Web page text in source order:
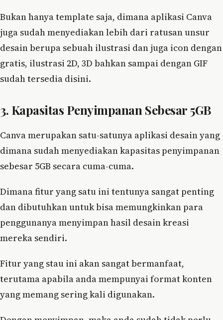
Bukan hanya template saja, dimana aplikasi Canva
juga sudah menyediakan lebih dari ratusan unsur
desain berupa sebuah ilustrasi dan juga icon dengan
gratis, ilustrasi 2D, 3D bahkan sampai dengan GIF
sudah tersedia disini.
3. Kapasitas Penyimpanan Sebesar 5GB
Canva merupakan satu-satunya aplikasi desain yang
dimana sudah menyediakan kapasitas penyimpanan
sebesar 5GB secara cuma-cuma.
Dimana fitur yang satu ini tentunya sangat penting
dan dibutuhkan untuk bisa memungkinkan para
penggunanya menyimpan hasil desain kreasi
mereka sendiri.
Fitur yang stau ini akan sangat bermanfaat,
terutama apabila anda mempunyai format konten
yang memang sering kali digunakan.